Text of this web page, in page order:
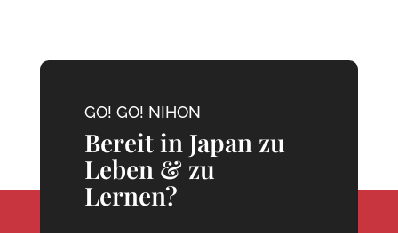
GO! GO! NIHON
Bereit in Japan zu
Leben & zu
Lernen?